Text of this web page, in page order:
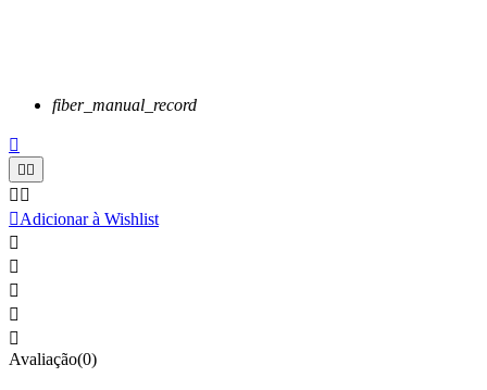
fiber_manual_record

 
 
Adicionar à Wishlist





Avaliação(0)